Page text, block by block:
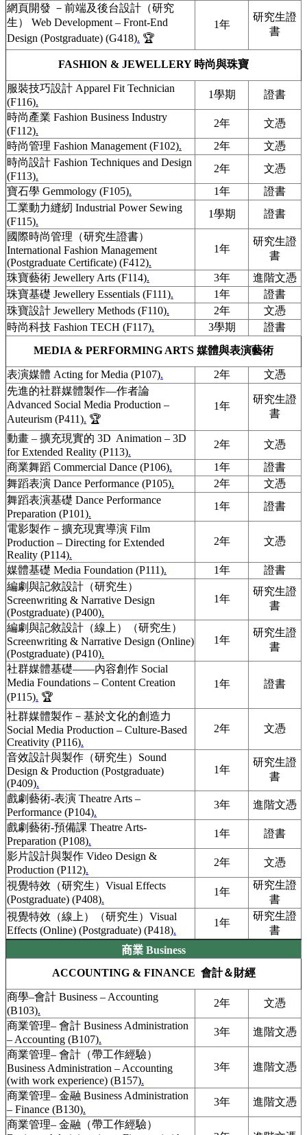
網頁開發 －前端及後台設計（研究
生） Web Development – Front-End
Design (Postgraduate) (G418). 🏆
1年
研究生證
書
FASHION & JEWELLERY 時尚與珠寶
服裝技巧設計 Apparel Fit Technician
(F116).
1學期
證書
時尚產業 Fashion Business Industry
(F112).
2年
文憑
時尚管理 Fashion Management (F102). 2年
文憑
時尚設計 Fashion Techniques and Design
(F113).
2年
文憑
寶石學 Gemmology (F105). 1年
證書
工業動力縫紉 Industrial Power Sewing
(F115).
1學期
證書
國際時尚管理（研究生證書）
International Fashion Management
(Postgraduate Certificate) (F412).
1年
研究生證
書
珠寶藝術 Jewellery Arts (F114). 3年
進階文憑
珠寶基礎 Jewellery Essentials (F111). 1年
證書
珠寶設計 Jewellery Methods (F110). 2年
文憑
時尚科技 Fashion TECH (F117). 3學期
證書
MEDIA & PERFORMING ARTS 媒體與表演藝術
表演媒體 Acting for Media (P107). 2年
文憑
先進的社群媒體製作—作者論
Advanced Social Media Production –
Auteurism (P411). 🏆
1年
研究生證
書
動畫 – 擴充現實的 3D Animation – 3D
for Extended Reality (P113).
2年
文憑
商業舞蹈 Commercial Dance (P106). 1年
證書
舞蹈表演 Dance Performance (P105). 2年
文憑
舞蹈表演基礎 Dance Performance
Preparation (P101).
1年
證書
電影製作－擴充現實導演 Film
Production – Directing for Extended
Reality (P114).
2年 文憑
媒體基礎 Media Foundation (P111). 1年
證書
編劇與記敘設計（研究生）
Screenwriting & Narrative Design
(Postgraduate) (P400).
1年
研究生證
書
編劇與記敘設計（線上）（研究生）
Screenwriting & Narrative Design (Online)
(Postgraduate) (P410).
1年
研究生證
書
社群媒體基礎——內容創作 Social
Media Foundations – Content Creation
(P115). 🏆
1年 證書
社群媒體製作－基於文化的創造力
Social Media Production – Culture-Based
Creativity (P116).
2年 文憑
音效設計與製作（研究生）Sound
Design & Production (Postgraduate)
(P409).
1年
研究生證
書
戲劇藝術-表演 Theatre Arts –
Performance (P104).
3年
進階文憑
戲劇藝術-預備課 Theatre Arts-
Preparation (P108).
1年
證書
影片設計與製作 Video Design &
Production (P112).
2年
文憑
視覺特效（研究生）Visual Effects
(Postgraduate) (P408).
1年
研究生證
書
視覺特效（線上）（研究生）Visual
Effects (Online) (Postgraduate) (P418).
1年
研究生證
書
商業 Business
ACCOUNTING & FINANCE 會計＆財經
商學–會計 Business – Accounting
(B103).
2年
文憑
商業管理– 會計 Business Administration
– Accounting (B107).
3年
進階文憑
商業管理– 會計（帶工作經驗）
Business Administration – Accounting
(with work experience) (B157).
3年 進階文憑
商業管理– 金融 Business Administration
– Finance (B130).
3年
進階文憑
商業管理– 金融（帶工作經驗）